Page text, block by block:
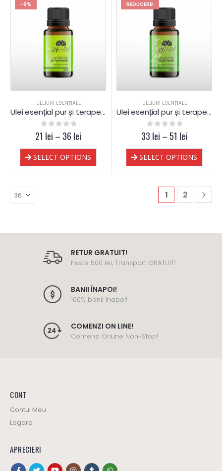
-9%
ULEIURI ESENȚIALE
Ulei esențial pur și terapeutic de Palmarosa
0 out of 5
21 lei – 36 lei
SELECT OPTIONS
REDUCERE!
ULEIURI ESENȚIALE
Ulei esențial pur și terapeutic de Măghiran
0 out of 5
33 lei – 51 lei
SELECT OPTIONS
1 2
RETUR GRATUIT!
Peste 500 lei, Transport GRATUIT!
BANII ÎNAPOI!
100% banii înapoi!
COMENZI ON LINE!
Comenzi OnLine Non-Stop!
CONT
Contul Meu
Logare
APRECIERI